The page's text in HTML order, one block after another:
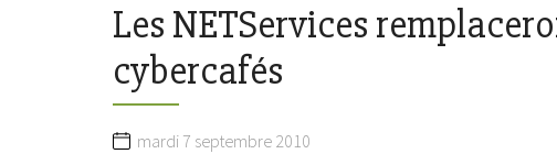
Les NETServices
cybercafés
mardi 7 septembre 2010